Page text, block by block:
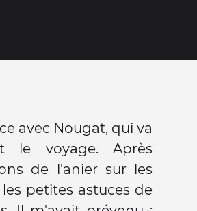
avec Nougat, qui va
le voyage. Après
de l'anier sur les
petites astuces de
Mais on a fini
par s'habituer l'un
bien terminée par
où Nougat est